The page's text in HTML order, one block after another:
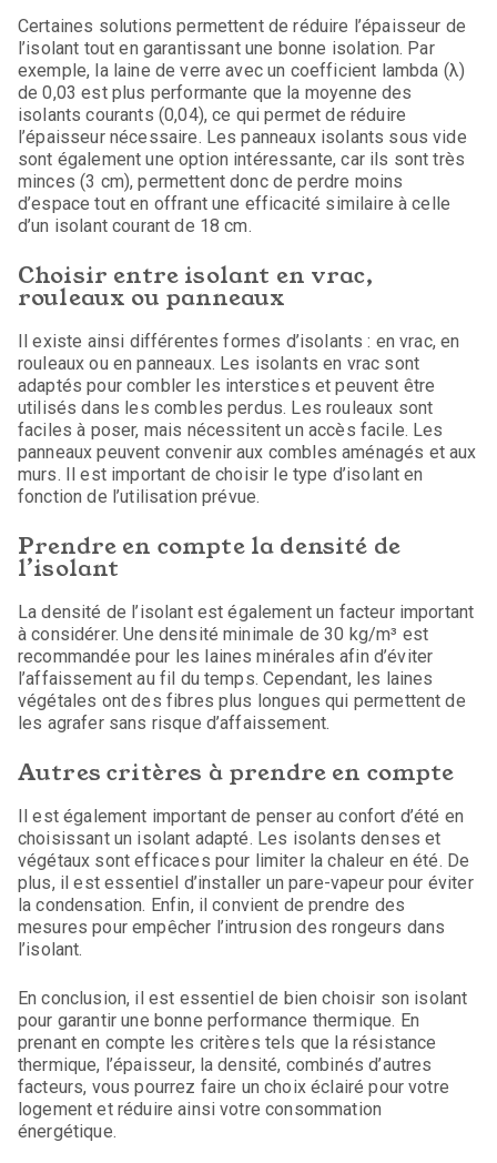
Certaines solutions permettent de réduire l’épaisseur de
l’isolant tout en garantissant une bonne isolation. Par
exemple, la laine de verre avec un coefficient lambda (λ)
de 0,03 est plus performante que la moyenne des
isolants courants (0,04), ce qui permet de réduire
l’épaisseur nécessaire. Les panneaux isolants sous vide
sont également une option intéressante, car ils sont très
minces (3 cm), permettent donc de perdre moins
d’espace tout en offrant une efficacité similaire à celle
d’un isolant courant de 18 cm.
Choisir entre isolant en vrac,
rouleaux ou panneaux
Il existe ainsi différentes formes d’isolants : en vrac, en
rouleaux ou en panneaux. Les isolants en vrac sont
adaptés pour combler les interstices et peuvent être
utilisés dans les combles perdus. Les rouleaux sont
faciles à poser, mais nécessitent un accès facile. Les
panneaux peuvent convenir aux combles aménagés et aux
murs. Il est important de choisir le type d’isolant en
fonction de l’utilisation prévue.
Prendre en compte la densité de
l’isolant
La densité de l’isolant est également un facteur important
à considérer. Une densité minimale de 30 kg/m³ est
recommandée pour les laines minérales afin d’éviter
l’affaissement au fil du temps. Cependant, les laines
végétales ont des fibres plus longues qui permettent de
les agrafer sans risque d’affaissement.
Autres critères à prendre en compte
Il est également important de penser au confort d’été en
choisissant un isolant adapté. Les isolants denses et
végétaux sont efficaces pour limiter la chaleur en été. De
plus, il est essentiel d’installer un pare-vapeur pour éviter
la condensation. Enfin, il convient de prendre des
mesures pour empêcher l’intrusion des rongeurs dans
l’isolant.
En conclusion, il est essentiel de bien choisir son isolant
pour garantir une bonne performance thermique. En
prenant en compte les critères tels que la résistance
thermique, l’épaisseur, la densité, combinés d’autres
facteurs, vous pourrez faire un choix éclairé pour votre
logement et réduire ainsi votre consommation
énergétique.